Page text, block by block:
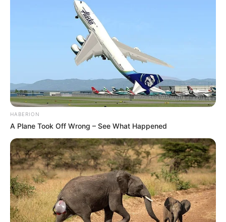
Fail! 10 Potret Makanan Gagal
Dimasak yang Bikin Kamu
Nggak Selera
10 Pose Manekin Anti
Mainstream yang Konyol
Banget
HABERION
A Plane Took Off Wrong – See What Happened